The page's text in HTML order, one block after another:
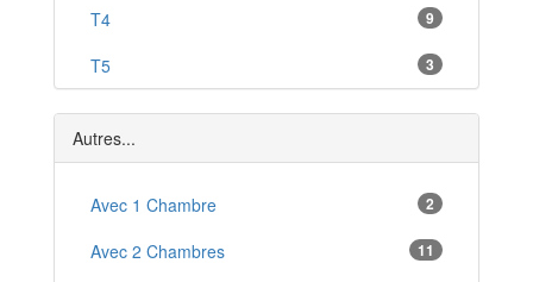
Aubigny-sur-Nère *
Culan *
Vailly-sur-Sauldre *
T4 9
T5 3
T6 2
T8 1
Autres...
Avec 1 Chambre 2
Avec 2 Chambres 11